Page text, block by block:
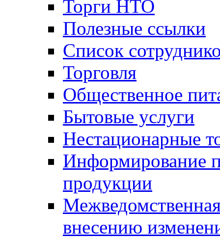
Торги НТО
Полезные ссылки
Список
Торговля
Общественное
Бытовые услуги
Нестационарные
Информирование
продукции
внесению